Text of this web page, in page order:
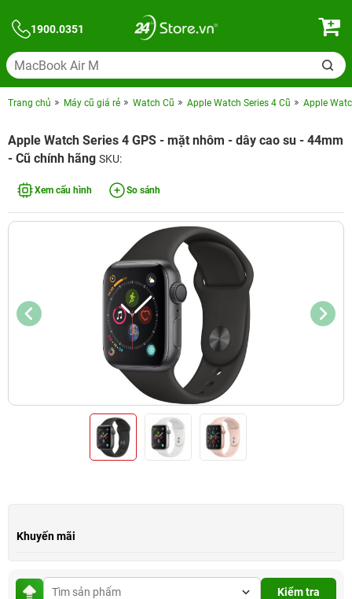
1900.0351
Trang chủ Máy cũ giá rẻ Watch Cũ Apple Watch Series 4 Cũ Apple
Apple Watch Series 4 GPS - mặt nhôm - dây cao su - 44mm
- Cũ chính hãng SKU:
Xem cấu hình So sánh
Khuyến mãi
Kiểm tra